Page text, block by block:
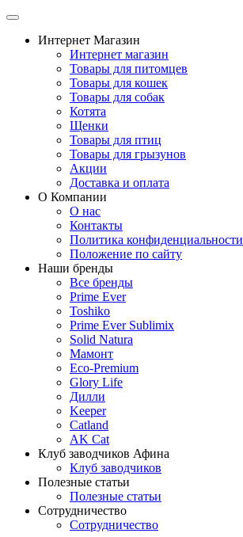
Интернет Магазин
Интернет магазин
Товары для питомцев
Товары для кошек
Товары для собак
Котята
Щенки
Товары для птиц
Товары для грызунов
Акции
Доставка и оплата
О Компании
О нас
Контакты
Политика конфиденциальности
Положение по сайту
Наши бренды
Все бренды
Prime Ever
Toshiko
Prime Ever Sublimix
Solid Natura
Мамонт
Eco-Premium
Glory Life
Дилли
Keeper
Catland
AK Cat
Клуб заводчиков Афина
Клуб заводчиков
Полезные статьи
Полезные статьи
Сотрудничество
Сотрудничество